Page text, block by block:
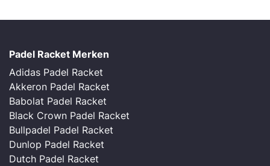
Padel Racket Merken
Adidas Padel Racket
Akkeron Padel Racket
Babolat Padel Racket
Black Crown Padel Racket
Bullpadel Padel Racket
Dunlop Padel Racket
Dutch Padel Racket